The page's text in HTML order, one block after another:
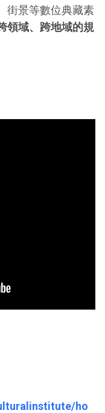
街景等數位典藏素
領域、跨地域的規
ho